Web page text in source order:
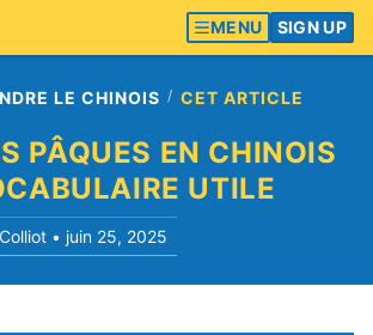
MENU SIGN UP
LE CHINOIS CET ARTICLE
PÂQUES EN CHINOIS
UTILE
• juin 25, 2025